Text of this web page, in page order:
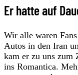
Er hatte auf
Wir alle waren
Autos in den Iran
kam er zu uns zum
ins Romantica.